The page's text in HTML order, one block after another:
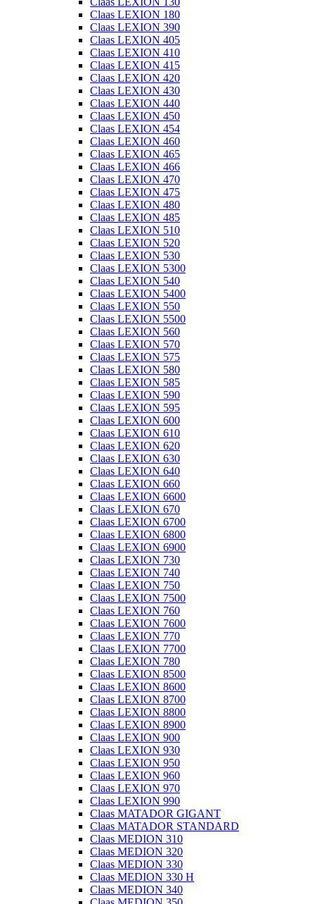
Claas LEXION 180
Claas LEXION 390
Claas LEXION 405
Claas LEXION 410
Claas LEXION 415
Claas LEXION 420
Claas LEXION 430
Claas LEXION 440
Claas LEXION 450
Claas LEXION 454
Claas LEXION 460
Claas LEXION 465
Claas LEXION 466
Claas LEXION 470
Claas LEXION 475
Claas LEXION 480
Claas LEXION 485
Claas LEXION 510
Claas LEXION 520
Claas LEXION 530
Claas LEXION 5300
Claas LEXION 540
Claas LEXION 5400
Claas LEXION 550
Claas LEXION 5500
Claas LEXION 560
Claas LEXION 570
Claas LEXION 575
Claas LEXION 580
Claas LEXION 585
Claas LEXION 590
Claas LEXION 595
Claas LEXION 600
Claas LEXION 610
Claas LEXION 620
Claas LEXION 630
Claas LEXION 640
Claas LEXION 660
Claas LEXION 6600
Claas LEXION 670
Claas LEXION 6700
Claas LEXION 6800
Claas LEXION 6900
Claas LEXION 730
Claas LEXION 740
Claas LEXION 750
Claas LEXION 7500
Claas LEXION 760
Claas LEXION 7600
Claas LEXION 770
Claas LEXION 7700
Claas LEXION 780
Claas LEXION 8500
Claas LEXION 8600
Claas LEXION 8700
Claas LEXION 8800
Claas LEXION 8900
Claas LEXION 900
Claas LEXION 930
Claas LEXION 950
Claas LEXION 960
Claas LEXION 970
Claas LEXION 990
Claas MATADOR GIGANT
Claas MATADOR STANDARD
Claas MEDION 310
Claas MEDION 320
Claas MEDION 330
Claas MEDION 330 H
Claas MEDION 340